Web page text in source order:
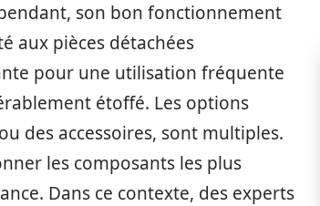
son bon fonctionnement
aux pièces détachées
pour une utilisation fréquente
étoffé. Les options
des accessoires, sont multiples.
les composants les plus
Dans ce contexte, des experts